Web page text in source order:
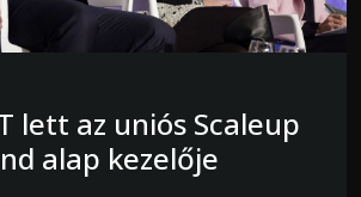
lett az uniós Scaleup
alap kezelője